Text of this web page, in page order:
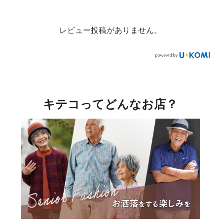
レビュー投稿がありません。
キテコってどんなお店？